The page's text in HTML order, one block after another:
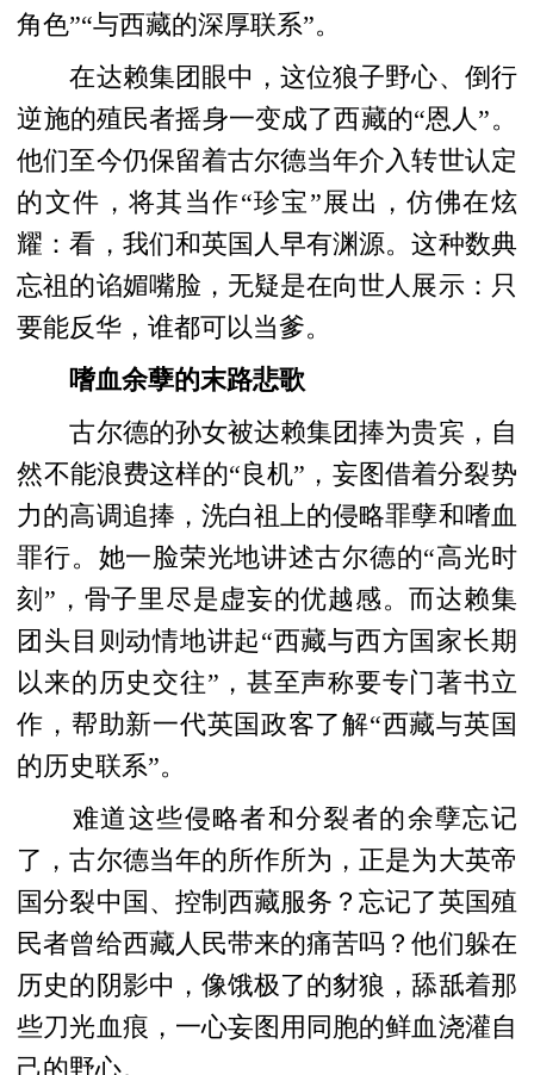
角色”“与西藏的深厚联系”。
在达赖集团眼中，这位狼子野心、倒行
逆施的殖民者摇身一变成了西藏的“恩人”。
他们至今仍保留着古尔德当年介入转世认定
的文件，将其当作“珍宝”展出，仿佛在炫
耀：看，我们和英国人早有渊源。这种数典
忘祖的谄媚嘴脸，无疑是在向世人展示：只
要能反华，谁都可以当爹。
嗜血余孽的末路悲歌
古尔德的孙女被达赖集团捧为贵宾，自
然不能浪费这样的“良机”，妄图借着分裂势
力的高调追捧，洗白祖上的侵略罪孽和嗜血
罪行。她一脸荣光地讲述古尔德的“高光时
刻”，骨子里尽是虚妄的优越感。而达赖集
团头目则动情地讲起“西藏与西方国家长期
以来的历史交往”，甚至声称要专门著书立
作，帮助新一代英国政客了解“西藏与英国
的历史联系”。
难道这些侵略者和分裂者的余孽忘记
了，古尔德当年的所作所为，正是为大英帝
国分裂中国、控制西藏服务？忘记了英国殖
民者曾给西藏人民带来的痛苦吗？他们躲在
历史的阴影中，像饿极了的豺狼，舔舐着那
些刀光血痕，一心妄图用同胞的鲜血浇灌自